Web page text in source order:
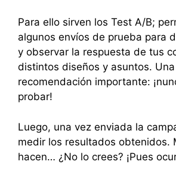
Para ello sirven los Test A/B;
algunos envíos de prueba para
y observar la respuesta de tus
distintos diseños y asuntos. Una
recomendación importante:
probar!
Luego, una vez enviada la
medir los resultados obtenidos.
hacen… ¿No lo crees? ¡Pues